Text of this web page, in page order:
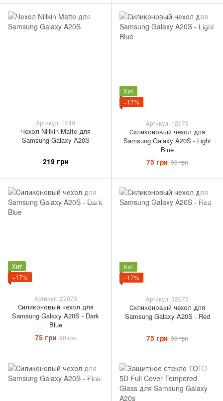
Артикул: 1449
Чехол Nillkin Matte для
Samsung Galaxy A20S
219 грн
Хит
−17%
Артикул: 12073
Силиконовый чехол для
Samsung Galaxy A20S - Light
Blue
75 грн 90 грн
Хит
−17%
Артикул: 22073
Силиконовый чехол для
Samsung Galaxy A20S - Dark
Blue
75 грн 90 грн
Хит
−17%
Артикул: 32073
Силиконовый чехол для
Samsung Galaxy A20S - Red
75 грн 90 грн